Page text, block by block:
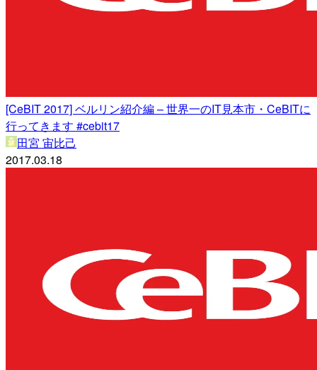
[CeBIT 2017] ベルリン紹介編 – 世界一のIT見本市・CeBITに
行ってきます #cebit17
田宮 宙比己
2017.03.18